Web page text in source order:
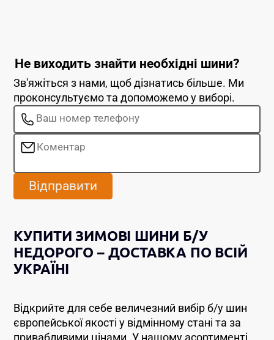
Не виходить знайти необхідні шини?
Зв'яжіться з нами, щоб дізнатись більше. Ми
проконсультуємо та допоможемо у виборі.
Відправити
КУПИТИ ЗИМОВІ ШИНИ Б/У
НЕДОРОГО – ДОСТАВКА ПО ВСІЙ
УКРАЇНІ
Відкрийте для себе величезний вибір б/у шин
європейської якості у відмінному стані та за
привабливими цінами. У нашому асортименті